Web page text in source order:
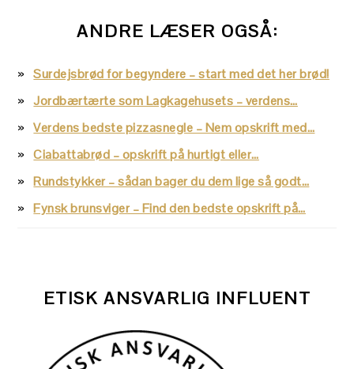
ANDRE LÆSER OGSÅ:
Surdejsbrød for begyndere – start med det her brød!
Jordbærtærte som Lagkagehusets – verdens…
Verdens bedste pizzasnegle – Nem opskrift med…
Ciabattabrød – opskrift på hurtigt eller…
Rundstykker – sådan bager du dem lige så godt…
Fynsk brunsviger – Find den bedste opskrift på…
ETISK ANSVARLIG INFLUENT